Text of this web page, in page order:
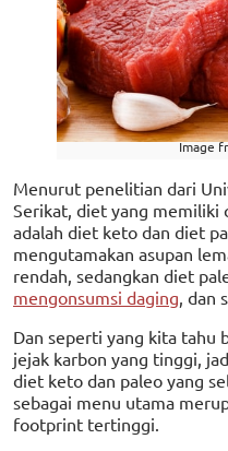
Image
Menurut penelitian dari
Serikat, diet yang
adalah diet keto dan diet
mengutamakan asupan
rendah, sedangkan diet
mengonsumsi daging, dan
Dan seperti yang kita tahu
jejak karbon yang tinggi,
diet keto dan paleo yang
sebagai menu utama
footprint tertinggi.